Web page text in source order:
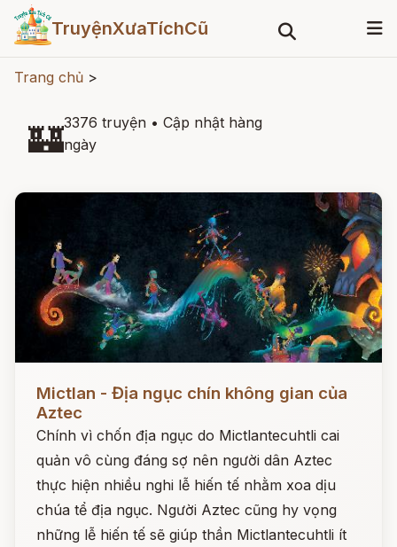
TruyệnXưaTíchCũ
Trang chủ >
🏰3376 truyện • Cập nhật hàng
ngày
Mictlan - Địa ngục chín không gian của
Aztec
Chính vì chốn địa ngục do Mictlantecuhtli cai
quản vô cùng đáng sợ nên người dân Aztec
thực hiện nhiều nghi lễ hiến tế nhằm xoa dịu
chúa tể địa ngục. Người Aztec cũng hy vọng
những lễ hiến tế sẽ giúp thần Mictlantecuhtli ít